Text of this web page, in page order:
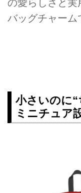
の愛らしさと実
バッグチャーム
小さいのに
ミニチュア